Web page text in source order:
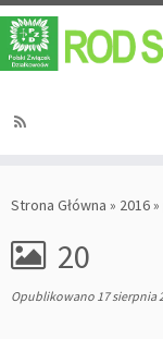
Strona Główna » 2016»
20
Opublikowano 17 sierpnia